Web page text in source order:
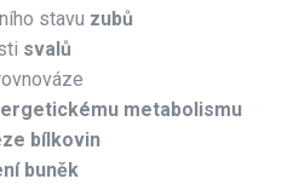
stavu zubů
svalů
metabolismu
bílkovin
buněk